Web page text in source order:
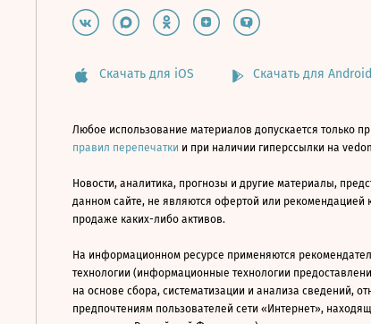
Скачать для iOS Скачать для Android
Любое использование материалов допускается только
правил перепечатки и при наличии гиперссылки на
Новости, аналитика, прогнозы и другие материалы,
данном сайте, не являются офертой или рекомендацией
продаже каких-либо активов.
На информационном ресурсе применяются
технологии (информационные технологии
на основе сбора, систематизации и анализа сведений,
предпочтениям пользователей сети «Интернет»,